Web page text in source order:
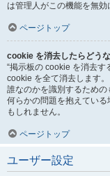
は管理人がこの機能を無効
ページトップ
cookie を消去したらどう
“掲示板の cookie を消去す
cookie を全て消去します
誰なのかを識別するため
何らかの問題を抱えてい
もしれません。
ページトップ
ユーザー設定